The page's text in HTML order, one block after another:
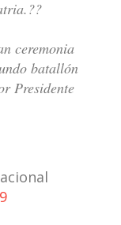
ceremonia
batallón
Presidente